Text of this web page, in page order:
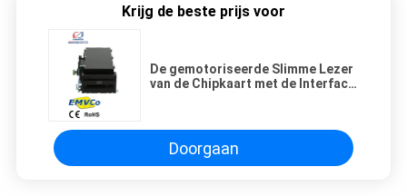
Krijg de beste prijs voor
De gemotoriseerde Slimme Lezer
van de Chipkaart met de Interface
Doorgaan